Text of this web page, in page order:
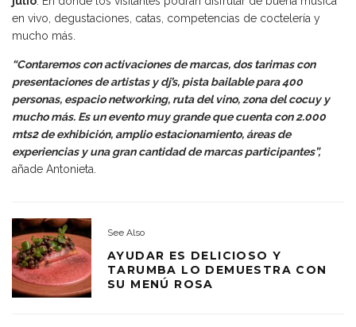
en vivo, degustaciones, catas, competencias de coctelería y
mucho más.
“Contaremos con activaciones de marcas, dos tarimas con
presentaciones de artistas y dj’s, pista bailable para 400
personas, espacio networking, ruta del vino, zona del cocuy y
mucho más. Es un evento muy grande que cuenta con 2.000
mts2 de exhibición, amplio estacionamiento, áreas de
experiencias y una gran cantidad de marcas participantes”,
añade Antonieta.
See Also
AYUDAR ES DELICIOSO Y
TARUMBA LO DEMUESTRA CON
SU MENÚ ROSA